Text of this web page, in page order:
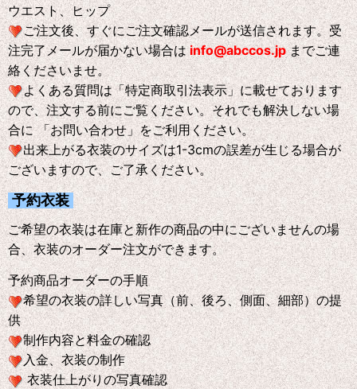
ウエスト、ヒップ
ご注文後、すぐにご注文確認メールが送信されます。受
注完了メールが届かない場合はinfo@abccos.jp までご連
絡くださいませ。
よくある質問は「特定商取引法表示」に載せております
ので、注文する前にご覧ください。それでも解決しない場
合に 「お問い合わせ」をご利用ください。
出来上がる衣装のサイズは1-3cmの誤差が生じる場合が
ございますので、ご了承ください。
予約衣装
ご希望の衣装は在庫と新作の商品の中にございませんの場
合、衣装のオーダー注文ができます。
予約商品オーダーの手順
希望の衣装の詳しい写真（前、後ろ、側面、細部）の提
供
制作内容と料金の確認
入金、衣装の制作
衣装仕上がりの写真確認